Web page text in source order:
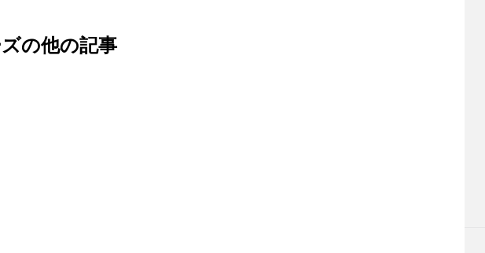
の他の記事